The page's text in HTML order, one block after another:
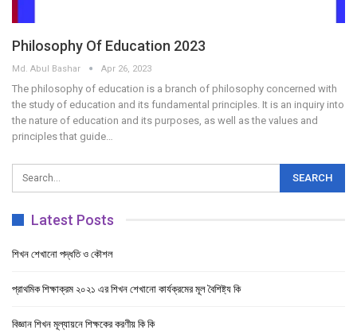
Philosophy Of Education 2023
Md. Abul Bashar Apr 26, 2023
The philosophy of education is a branch of philosophy concerned with
the study of education and its fundamental principles. It is an inquiry into
the nature of education and its purposes, as well as the values and
principles that guide…
Latest Posts
শিখন শেখানো পদ্ধতি ও কৌশল
প্রাথমিক শিক্ষাক্রম ২০২১ এর শিখন শেখানো কার্যক্রমের মূল বৈশিষ্ট্য কি
বিজ্ঞান শিখন মূল্যায়নে শিক্ষকের করণীয় কি কি